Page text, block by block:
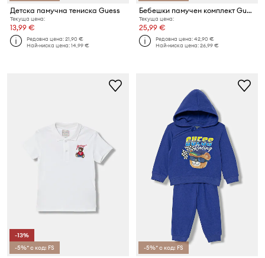
Детска памучна тениска Guess
Текуща цена:
13,99 €
Редовна цена:21,90 €
Най-ниска цена:14,99 €
Бебешки памучен комплект Guess (2 части)
Текуща цена:
25,99 €
Редовна цена:42,90 €
Най-ниска цена:26,99 €
-13%
-5%* с код: FS
-5%* с код: FS